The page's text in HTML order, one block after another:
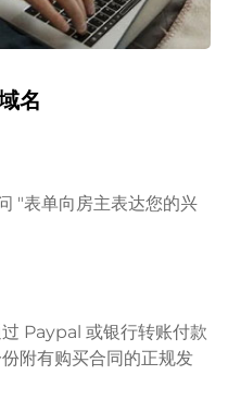
名
"表单向房主表达您的兴
Paypal 或银行转账付款
附有购买合同的正规发